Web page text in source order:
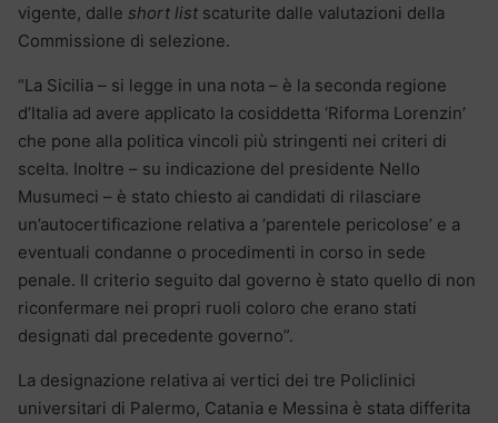
vigente, dalle short list scaturite dalle valutazioni della
Commissione di selezione.
“La Sicilia – si legge in una nota – è la seconda regione
d’Italia ad avere applicato la cosiddetta ‘Riforma Lorenzin’
che pone alla politica vincoli più stringenti nei criteri di
scelta. Inoltre – su indicazione del presidente Nello
Musumeci – è stato chiesto ai candidati di rilasciare
un’autocertificazione relativa a ‘parentele pericolose’ e a
eventuali condanne o procedimenti in corso in sede
penale. Il criterio seguito dal governo è stato quello di non
riconfermare nei propri ruoli coloro che erano stati
designati dal precedente governo”.
La designazione relativa ai vertici dei tre Policlinici
universitari di Palermo, Catania e Messina è stata differita